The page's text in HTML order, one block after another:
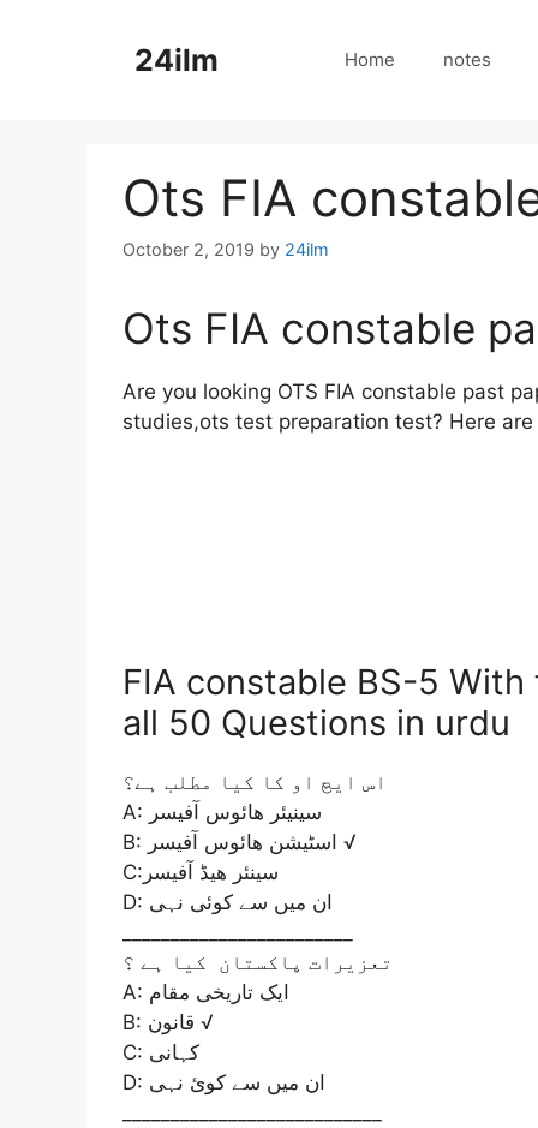
24ilm Home notes
Ots FIA
October 2, 2019 by 24ilm
Ots FIA constable
Are you looking OTS FIA constable past
studies,ots test preparation test? Here
FIA constable BS-5 With
all 50 Questions in urdu
اس ایچ او کا کیا مطلب ہے؟
A: سینیئر ھائوس آفیسر
B: اسٹیشن ھائوس آفیسر √
C:سینئر ھیڈ آفیسر
D: ان میں سے کوئی نہی
A: ایک تاریخی مقام
B: قانون √
C: کہانی
D: ان میں سے کوئ نہی